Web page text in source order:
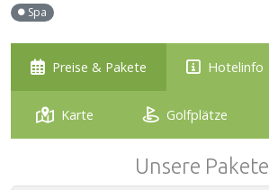
Spa
Preise & Pakete Hotelinfo
Karte Golfplätze
Unsere Pakete